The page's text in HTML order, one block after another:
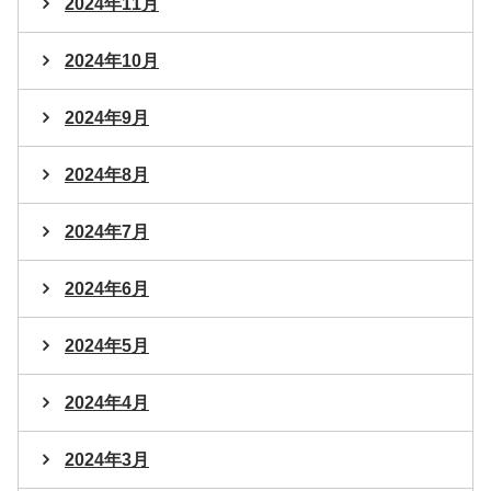
2024年11月
2024年10月
2024年9月
2024年8月
2024年7月
2024年6月
2024年5月
2024年4月
2024年3月